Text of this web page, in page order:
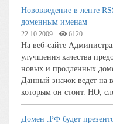
Нововведение в ленте
доменным именам
22.10.2009 6120
На веб-сайте
улучшения качества
новых и продленных
Данный значок ведет на
которым он стоит. НО,
Домен .РФ будет